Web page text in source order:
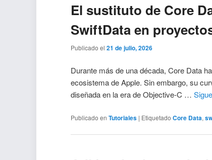
El sustituto de Core
SwiftData en
Publicado el21 de julio, 2026
Durante más de una década, Core Data
ecosistema de Apple. Sin embargo, su
diseñada en la era de Objective-C …
Publicado en Tutoriales | Etiquetado Core Data,